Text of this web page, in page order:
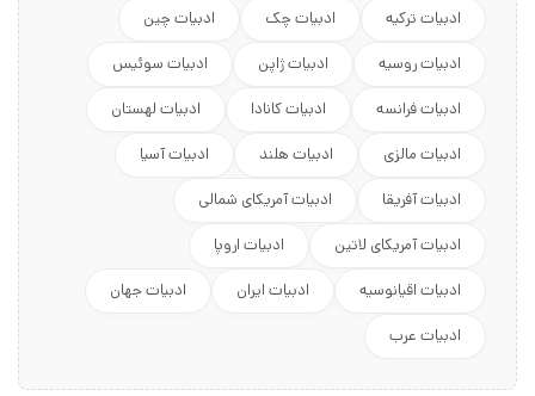
ادبیات ترکیه
ادبیات چک
ادبیات چین
ادبیات روسیه
ادبیات ژاپن
ادبیات سوئیس
ادبیات فرانسه
ادبیات کانادا
ادبیات لهستان
ادبیات مالزی
ادبیات هلند
ادبیات آسیا
ادبیات آفریقا
ادبیات آمریکای شمالی
ادبیات آمریکای لاتین
ادبیات اروپا
ادبیات اقیانوسیه
ادبیات ایران
ادبیات جهان
ادبیات عرب